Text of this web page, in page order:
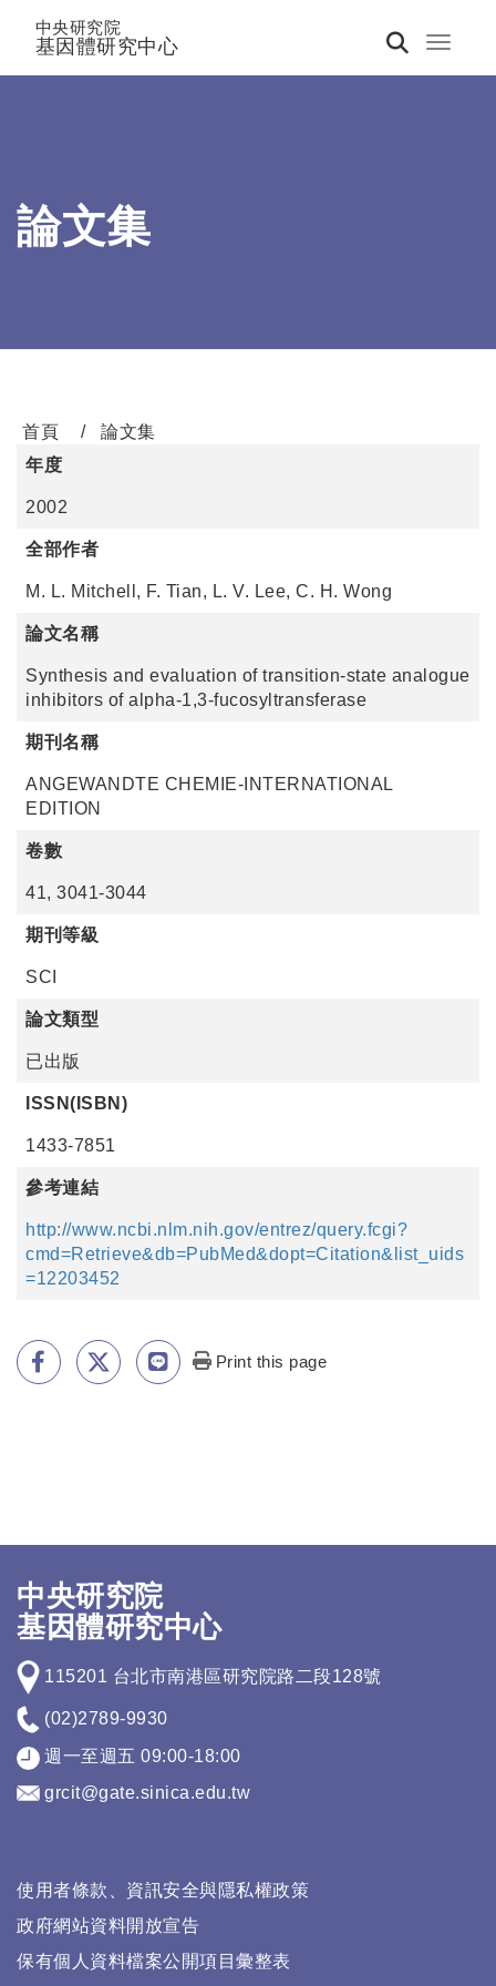
Toggle
中央研究院
基因體研究中心
論文集
首頁
論文集
年度
2002
全部作者
M. L. Mitchell, F. Tian, L. V. Lee, C. H. Wong
論文名稱
Synthesis and evaluation of transition-state analogue
inhibitors of alpha-1,3-fucosyltransferase
期刊名稱
ANGEWANDTE CHEMIE-INTERNATIONAL
EDITION
卷數
41, 3041-3044
期刊等級
SCI
論文類型
已出版
ISSN(ISBN)
1433-7851
參考連結
http://www.ncbi.nlm.nih.gov/entrez/query.fcgi?
cmd=Retrieve&db=PubMed&dopt=Citation&list_uids
=12203452
Print this page
中央研究院
基因體研究中心
115201 台北市南港區研究院路二段128號
(02)2789-9930
週一至週五 09:00-18:00
grcit@gate.sinica.edu.tw
使用者條款、資訊安全與隱私權政策
政府網站資料開放宣告
保有個人資料檔案公開項目彙整表